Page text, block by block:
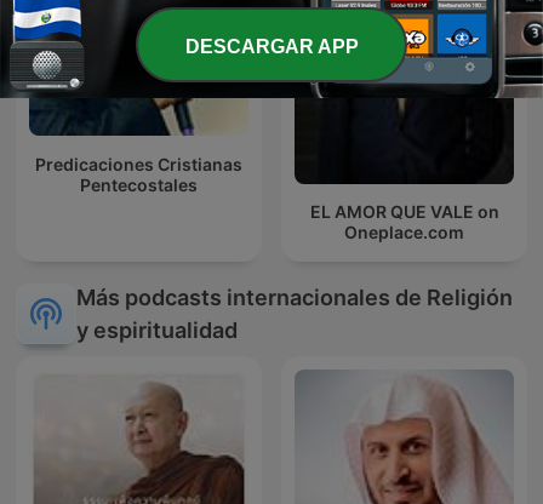
Predicaciones Cristianas
Pentecostales
EL AMOR QUE VALE on
Oneplace.com
Más podcasts internacionales de Religión
y espiritualidad
DESCARGAR APP